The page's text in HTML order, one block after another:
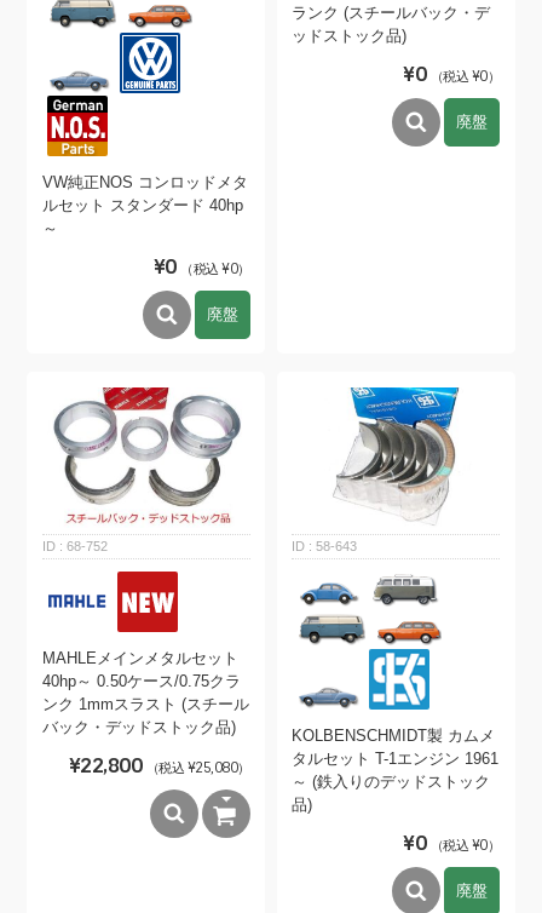
VW純正NOS コンロッドメタ
ルセット スタンダード 40hp
～
¥0 （税込 ¥0）
廃盤
ランク (スチールバック・デ
ッドストック品)
¥0 （税込 ¥0）
廃盤
68-752
MAHLEメインメタルセット
40hp～ 0.50ケース/0.75クラ
ンク 1mmスラスト (スチール
バック・デッドストック品)
¥22,800 （税込 ¥25,080）
58-643
KOLBENSCHMIDT製 カムメ
タルセット T-1エンジン 1961
～ (鉄入りのデッドストック
品)
¥0 （税込 ¥0）
廃盤